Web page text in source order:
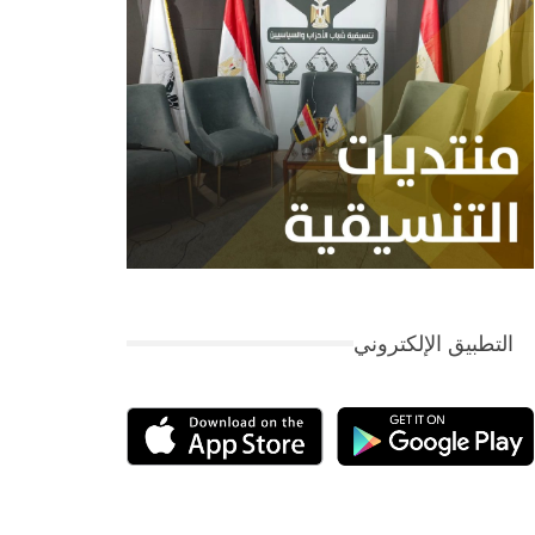
التطبيق الإلكتروني